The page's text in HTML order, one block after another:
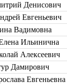
Денисович
Евгеньевич
Вадимовна
Ильинична
Алексеевич
Дамирович
Евгеньевна